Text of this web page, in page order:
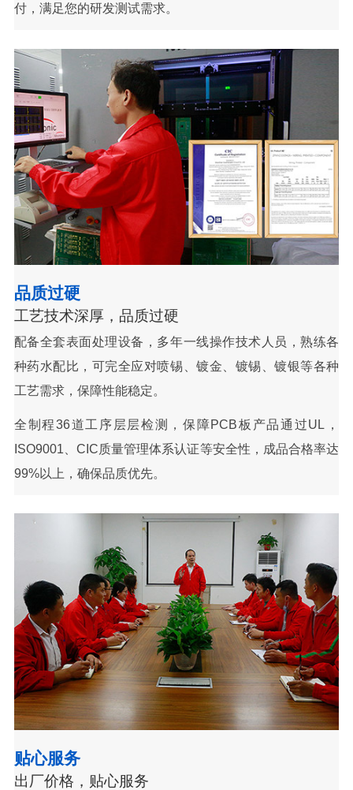
付，满足您的研发测试需求。
品质过硬
工艺技术深厚，品质过硬
配备全套表面处理设备，多年一线操作技术人员，熟练各
种药水配比，可完全应对喷锡、镀金、镀锡、镀银等各种
工艺需求，保障性能稳定。
全制程36道工序层层检测，保障PCB板产品通过UL，
ISO9001、CIC质量管理体系认证等安全性，成品合格率达
99%以上，确保品质优先。
贴心服务
出厂价格，贴心服务